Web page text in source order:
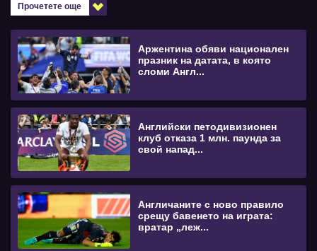
Прочетете още
Аржентина обяви национален
празник на датата, в която
сломи Англ...
Английски петодивизионен
клуб отказа 1 млн. паунда за
свой напад...
Англичаните с ново правило
срещу бавенето на играта:
вратар „леж...